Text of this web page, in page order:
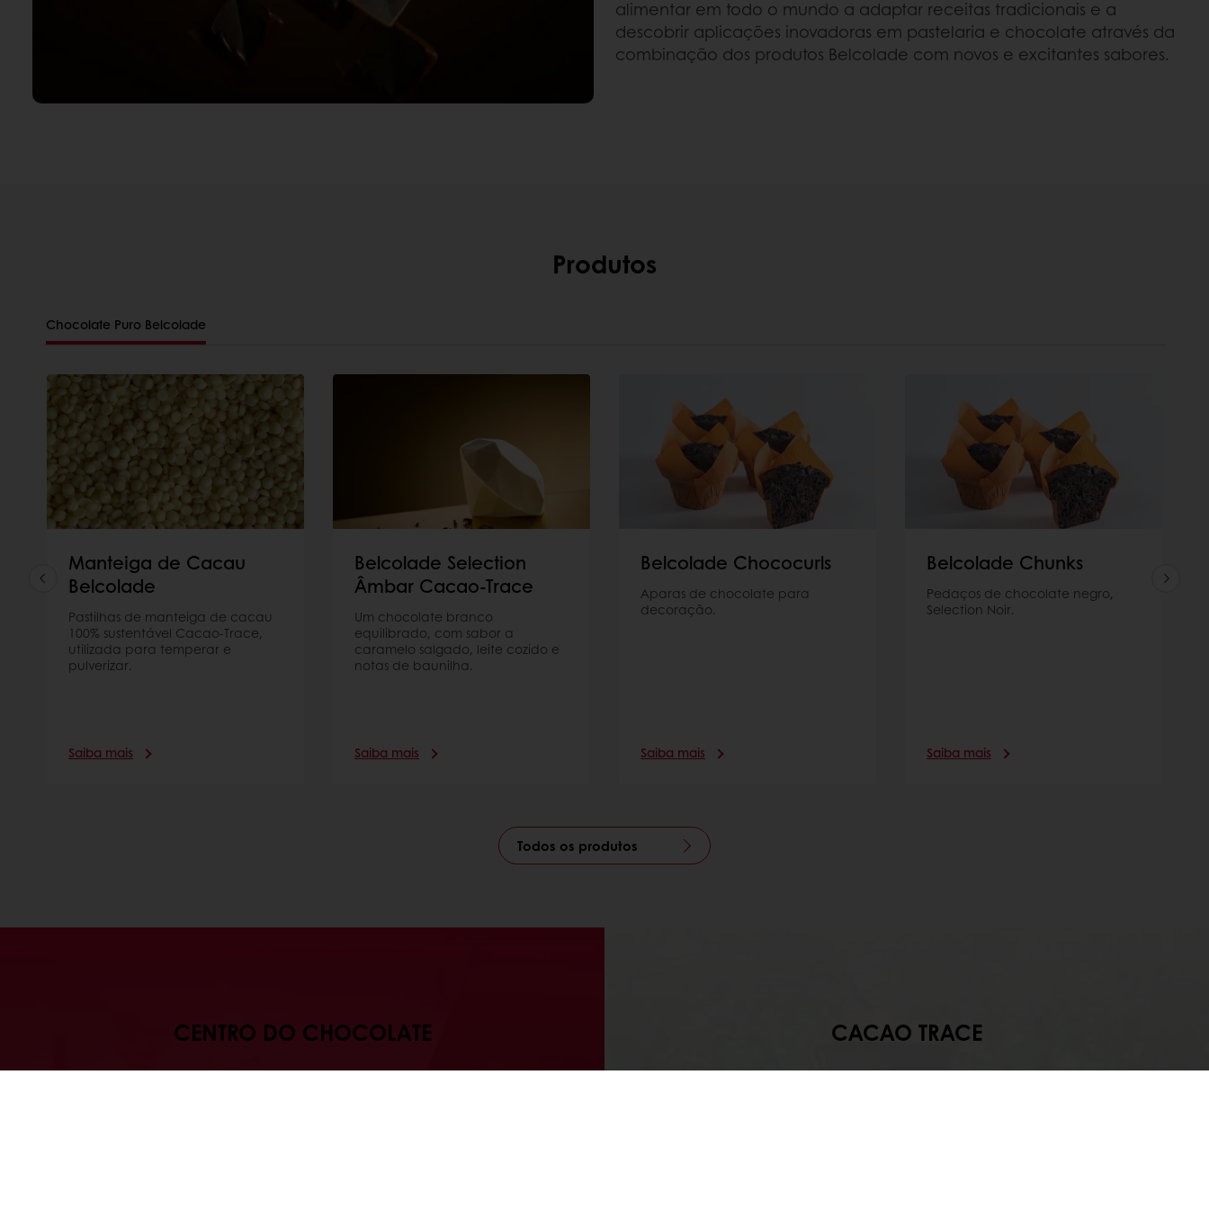
alimentar em todo o mundo a adaptar receitas tradicionais e a
descobrir aplicações inovadoras em pastelaria e chocolate através da
combinação dos produtos Belcolade com novos e excitantes sabores.
Produtos
Chocolate Puro Belcolade
Manteiga de Cacau
Belcolade
Pastilhas de manteiga de cacau
100% sustentável Cacao-Trace,
utilizada para temperar e
pulverizar.
Saiba mais
Belcolade Selection
Âmbar Cacao-Trace
Um chocolate branco
equilibrado, com sabor a
caramelo salgado, leite cozido e
notas de baunilha.
Saiba mais
Belcolade Chococurls
Aparas de chocolate para
decoração.
Saiba mais
Belcolade Chunks
Pedaços de chocolate negro,
Selection Noir.
Saiba mais
Todos os produtos
CENTRO DO CHOCOLATE
Os nosso especialistas estudam as últimas
CACAO TRACE
Cacao-Trace is Puratos’ sustainable cocoa